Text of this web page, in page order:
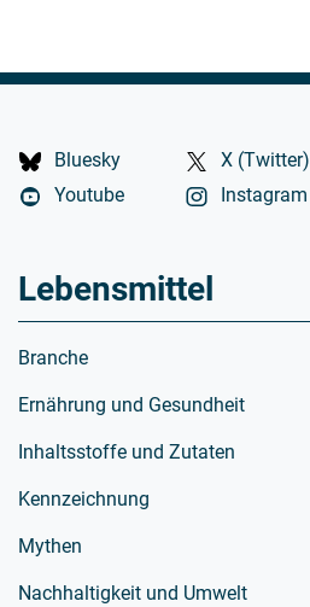
Bluesky X (Twitter)
Youtube
Instagram
Lebensmittel
Branche
Ernährung und Gesundheit
Inhaltsstoffe und Zutaten
Kennzeichnung
Mythen
Nachhaltigkeit und Umwelt